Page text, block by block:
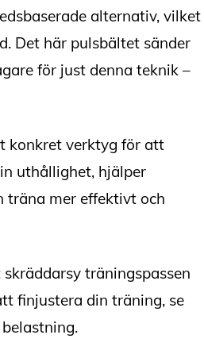
alternativ, vilket
Det här pulsbältet sänder
för just denna teknik –
konkret verktyg för att
uthållighet, hjälper
träna mer effektivt och
träningspassen
finjustera din träning, se